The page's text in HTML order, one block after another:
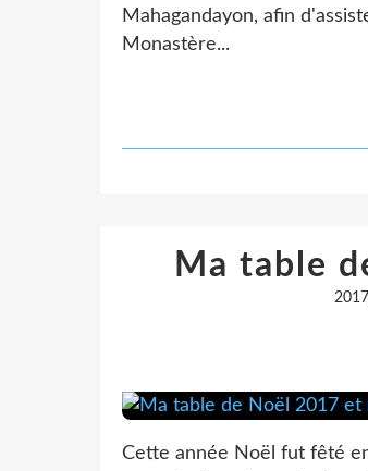
Mahagandayon, afin
Monastère...
Ma table
2017
Cette année Noël fut fêté